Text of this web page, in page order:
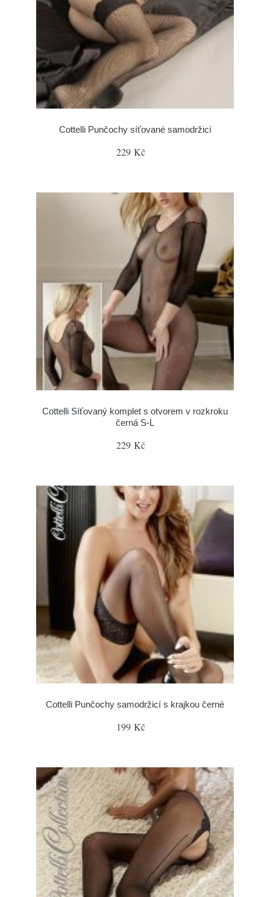
Cottelli Punčochy síťované samodržicí
229 Kč
Cottelli Síťovaný komplet s otvorem v rozkroku
černá S-L
229 Kč
Cottelli Punčochy samodržicí s krajkou černé
199 Kč